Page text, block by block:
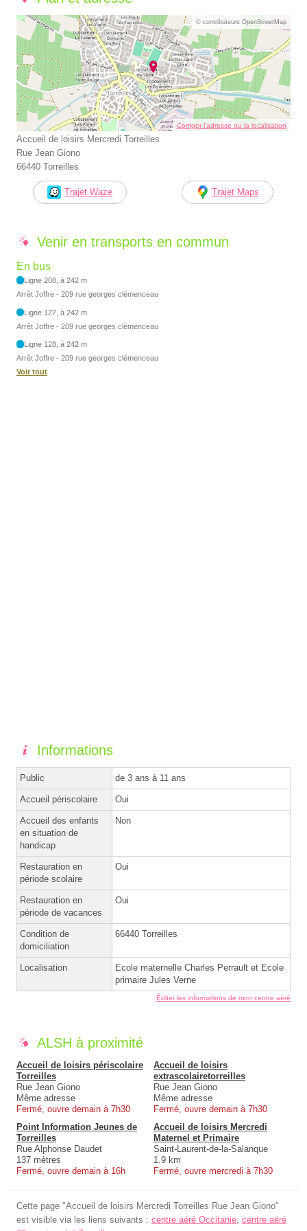
© contributeurs OpenStreetMap
Corriger l’adresse ou la localisation
Accueil de loisirs Mercredi Torreilles
Rue Jean Giono
66440 Torreilles
Trajet Waze Trajet Maps
Venir en transports en commun
En bus
Ligne 208, à 242 m
Arrêt Joffre - 209 rue georges clémenceau
Ligne 127, à 242 m
Arrêt Joffre - 209 rue georges clémenceau
Ligne 128, à 242 m
Arrêt Joffre - 209 rue georges clémenceau
Voir tout
Informations
Public de 3 ans à 11 ans
Accueil périscolaire Oui
Accueil des enfants
en situation de
handicap
Non
Restauration en
période scolaire
Oui
Restauration en
période de vacances
Oui
Condition de
domiciliation
66440 Torreilles
Localisation
Ecole maternelle Charles Perrault et Ecole
primaire Jules Verne
Éditer les informations de mon centre aéré
ALSH à proximité
Accueil de loisirs périscolaire
Torreilles
Rue Jean Giono
Même adresse
Fermé, ouvre demain à 7h30
Accueil de loisirs
extrascolairetorreilles
Rue Jean Giono
Même adresse
Fermé, ouvre demain à 7h30
Point Information Jeunes de
Torreilles
Rue Alphonse Daudet
137 mètres
Fermé, ouvre demain à 16h
Accueil de loisirs Mercredi
Maternel et Primaire
Saint-Laurent-de-la-Salanque
1.9 km
Fermé, ouvre mercredi à 7h30
Cette page "Accueil de loisirs Mercredi Torreilles Rue Jean Giono"
est visible via les liens suivants : centre aéré Occitanie, centre aéré